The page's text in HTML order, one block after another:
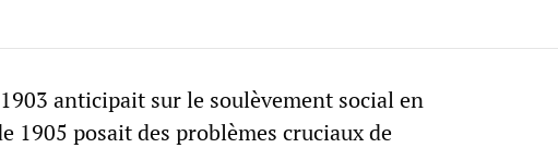
anticipait sur le soulèvement social en
1905 posait des problèmes cruciaux de